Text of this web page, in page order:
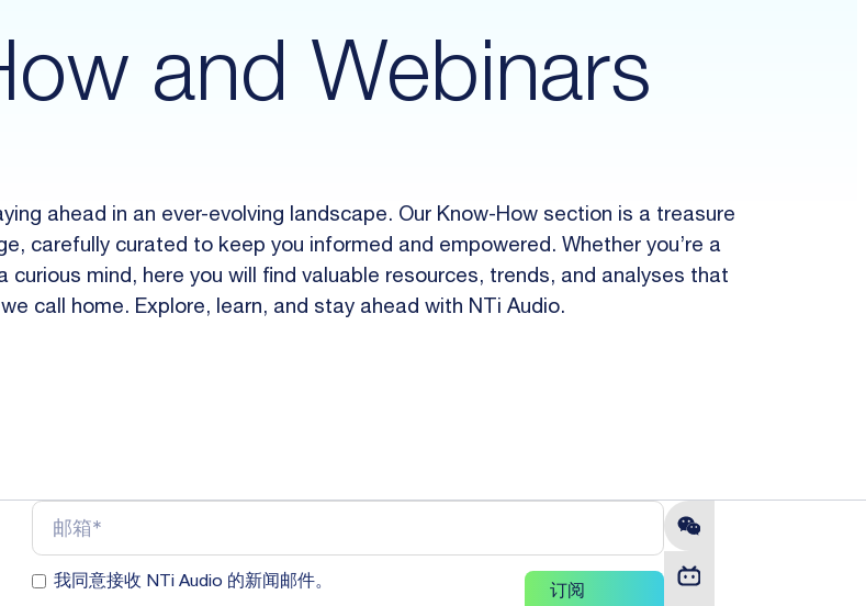
and Webinars
ahead in an ever-evolving landscape. Our Know-How section is a treasure
carefully curated to keep you informed and empowered. Whether you’re a
mind, here you will find valuable resources, trends, and analyses that
call home. Explore, learn, and stay ahead with NTi Audio.
我同意接收 NTi Audio 的新闻邮件。
订阅